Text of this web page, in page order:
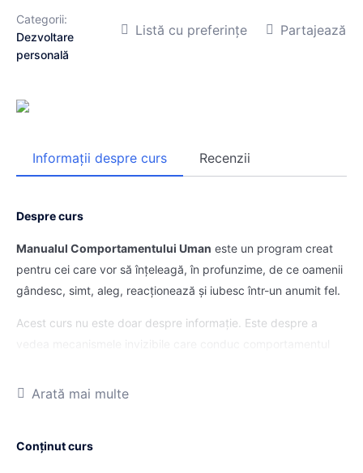
Categorii:
Dezvoltare
personală
Listă cu preferințe Partajează
Informații despre curs Recenzii
Despre curs
Manualul Comportamentului Uman este un program creat
pentru cei care vor să înțeleagă, în profunzime, de ce oamenii
gândesc, simt, aleg, reacționează și iubesc într-un anumit fel.
Acest curs nu este doar despre informație. Este despre a
mecanisme de apărare și forme de reacție automate pe care,
Pe parcursul programului, vei învăța să observi mai clar ce se
Arată mai multe
Conținut curs